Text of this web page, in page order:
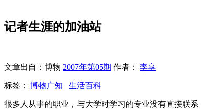
记者生涯的加油站
文章出自：博物 2007年第05期 作者： 李享
标签： 博物广知 生活百科
很多人从事的职业，与大学时学习的专业没有直接联